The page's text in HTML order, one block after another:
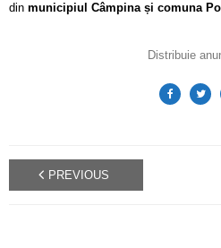
din municipiul Câmpina și comuna
Distribuie
PREVIOUS